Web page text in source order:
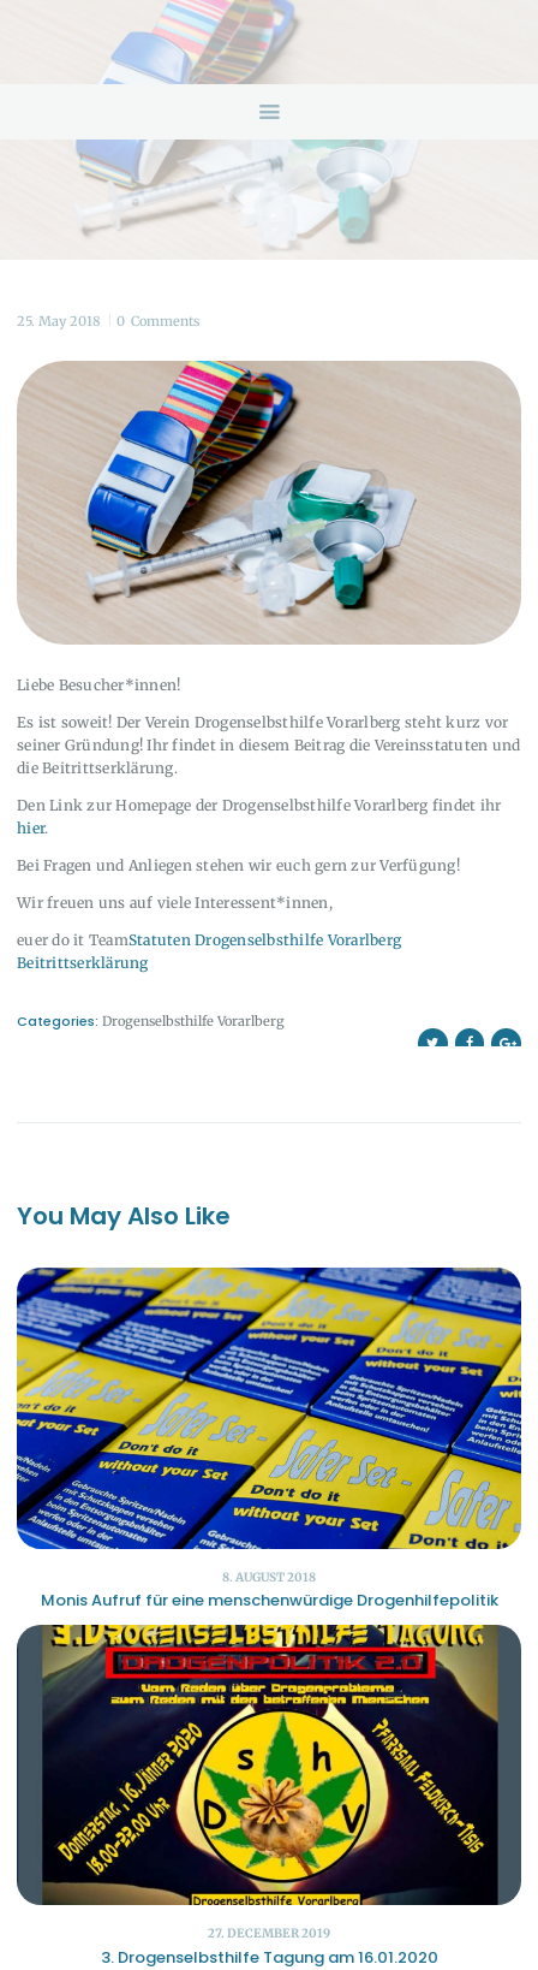
HOME
ANGEBOTE
INFOS & LINKS
NEWS
KONTAKTDATEN
25. May 2018 0 Comments
Liebe Besucher*innen!
Es ist soweit! Der Verein Drogenselbsthilfe Vorarlberg steht kurz vor
seiner Gründung! Ihr findet in diesem Beitrag die Vereinsstatuten und
die Beitrittserklärung.
Den Link zur Homepage der Drogenselbsthilfe Vorarlberg findet ihr
hier.
Bei Fragen und Anliegen stehen wir euch gern zur Verfügung!
Wir freuen uns auf viele Interessent*innen,
euer do it TeamStatuten Drogenselbsthilfe Vorarlberg
Beitrittserklärung
Categories: Drogenselbsthilfe Vorarlberg
You May Also Like
8. AUGUST 2018
Monis Aufruf für eine menschenwürdige Drogenhilfepolitik
27. DECEMBER 2019
3. Drogenselbsthilfe Tagung am 16.01.2020